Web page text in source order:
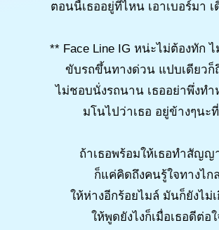
ตอนนี้เธออยู่ที่ไหน เอาเบอร์มา เ
** Face Line IG หน่ะไม่ต้องทัก
ขับรถขึ้นทางด่วน แปบเดียวก็
ไม่ชอบนั่งรถนาน เธออย่าพึ่งท
มโนไปว่าเธอ อยู่ข้างๆนะ
ถ้าเธอพร้อมให้เธอทำสัญญ
ก็แค่คิดถึงคนรู้ใจทางไกล
ให้ห่างอีกร้อยไมล์ มันก็ยังไม่
ให้พูดยังไงก็เมื่อเธอดีต่อใ